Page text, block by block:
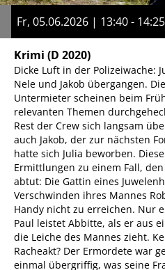
Fr, 05.06.2026 | 13:40 - 14:25
Krimi (D 2020)
Dicke Luft in der Polizeiwache:
Nele und Jakob übergangen.
Untermieter scheinen beim
relevanten Themen
Rest der Crew sich langsam
auch Jakob, der zur nächsten
hatte sich Julia beworben.
Ermittlungen zu einem Fall,
abtut: Die Gattin eines
Verschwinden ihres Mannes
Handy nicht zu erreichen. Nur
Paul leistet Abbitte, als er aus
die Leiche des Mannes zieht.
Racheakt? Der Ermordete war
einmal übergriffig, was seine